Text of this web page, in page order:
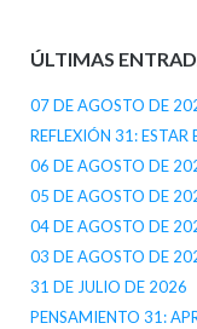
ÚLTIMAS
07 DE AGOSTO DE
REFLEXIÓN 31: ESTAR
06 DE AGOSTO DE
05 DE AGOSTO DE
04 DE AGOSTO DE
03 DE AGOSTO DE
31 DE JULIO DE 2026
PENSAMIENTO 31: